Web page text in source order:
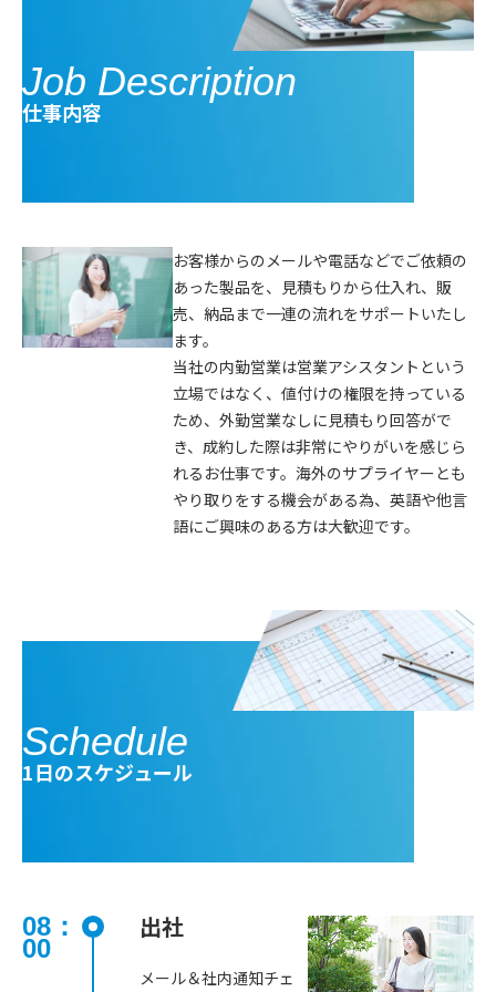
Job Description
仕事内容
お客様からのメールや電話などでご依頼の
あった製品を、見積もりから仕入れ、販
売、納品まで一連の流れをサポートいたし
ます。
当社の内勤営業は営業アシスタントという
立場ではなく、値付けの権限を持っている
ため、外勤営業なしに見積もり回答がで
き、成約した際は非常にやりがいを感じら
れるお仕事です。海外のサプライヤーとも
やり取りをする機会がある為、英語や他言
語にご興味のある方は大歓迎です。
Schedule
1日のスケジュール
08：
00
出社
メール＆社内通知チェ